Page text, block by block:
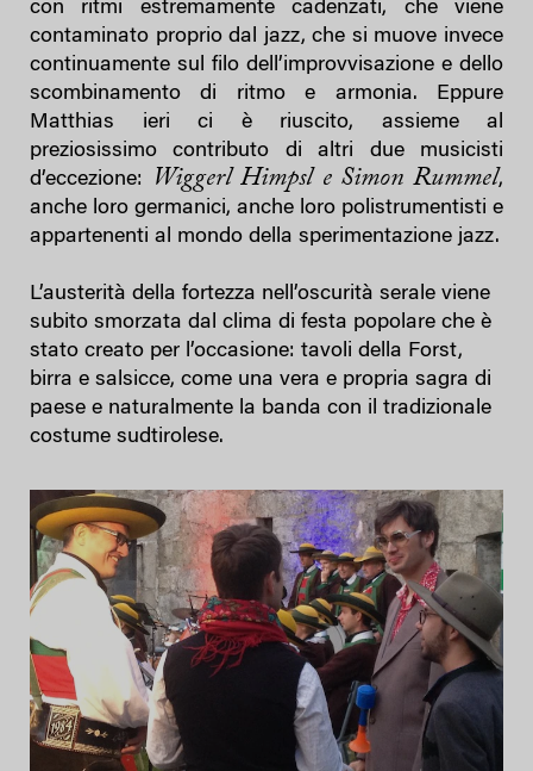
con ritmi estremamente cadenzati, che viene
contaminato proprio dal jazz, che si muove invece
continuamente sul filo dell’improvvisazione e dello
scombinamento di ritmo e armonia. Eppure
Matthias ieri ci è riuscito, assieme al
preziosissimo contributo di altri due musicisti
d’eccezione:
Wiggerl Himpsl e Simon Rummel,
anche loro germanici, anche loro polistrumentisti e
appartenenti al mondo della sperimentazione jazz.
L’austerità della fortezza nell’oscurità serale viene
subito smorzata dal clima di festa popolare che è
stato creato per l’occasione: tavoli della Forst,
birra e salsicce, come una vera e propria sagra di
paese e naturalmente la banda con il tradizionale
costume sudtirolese.